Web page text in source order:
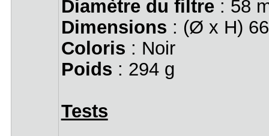
Diamètre du filtre: 58
Dimensions : (Ø x H)
Coloris : Noir
Poids : 294 g
Tests